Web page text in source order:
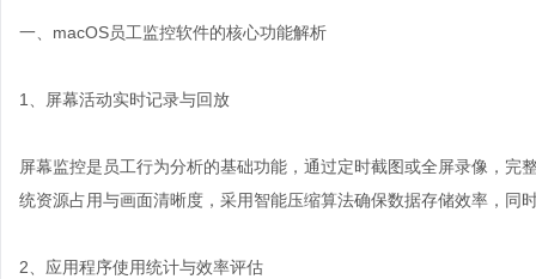
一、macOS员工监控软件的核心功能解析
1、屏幕活动实时记录与回放
屏幕监控是员工行为分析的基础功能，通过定时截图或全屏录像，
统资源占用与画面清晰度，采用智能压缩算法确保数据存储效率，同
2、应用程序使用统计与效率评估